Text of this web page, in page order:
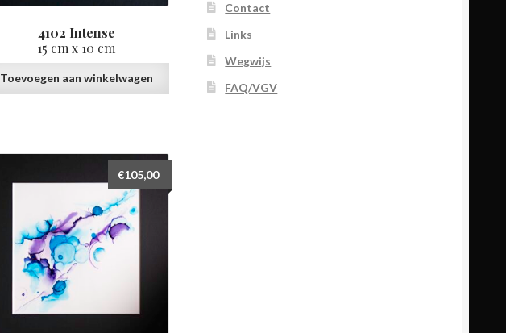
4102 Intense
15 cm x 10 cm
Toevoegen aan winkelwagen
€105,00
Contact
Links
Wegwijs
FAQ/VGV